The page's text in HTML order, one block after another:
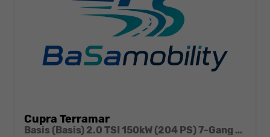
Cupra Terramar
Basis (Basis) 2.0 TSI 150kW (204 PS) 7-Gang DSG 4Drive